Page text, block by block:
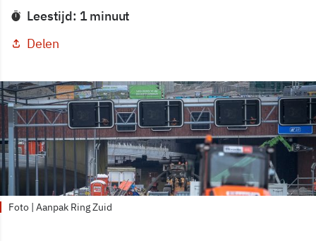
Leestijd: 1 minuut
Delen
Foto | Aanpak Ring Zuid